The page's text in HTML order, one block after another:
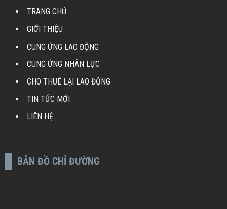
TRANG CHỦ
GIỚI THIỆU
CUNG ỨNG LAO ĐỘNG
CUNG ỨNG NHÂN LỰC
CHO THUÊ LẠI LAO ĐỘNG
TIN TỨC MỚI
LIÊN HỆ
BẢN ĐỒ CHỈ ĐƯỜNG